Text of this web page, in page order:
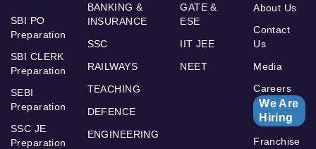
SBI PO
Preparation
SBI CLERK
Preparation
SEBI
Preparation
SSC JE
Preparation
BANKING &
INSURANCE
SSC
RAILWAYS
TEACHING
DEFENCE
ENGINEERING
GATE &
ESE
IIT JEE
NEET
About Us
Contact
Us
Media
Careers
We Are
Hiring
Franchise